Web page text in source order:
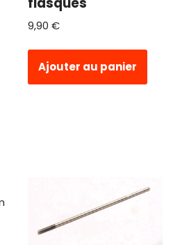
9,90 €
Ajouter au panier